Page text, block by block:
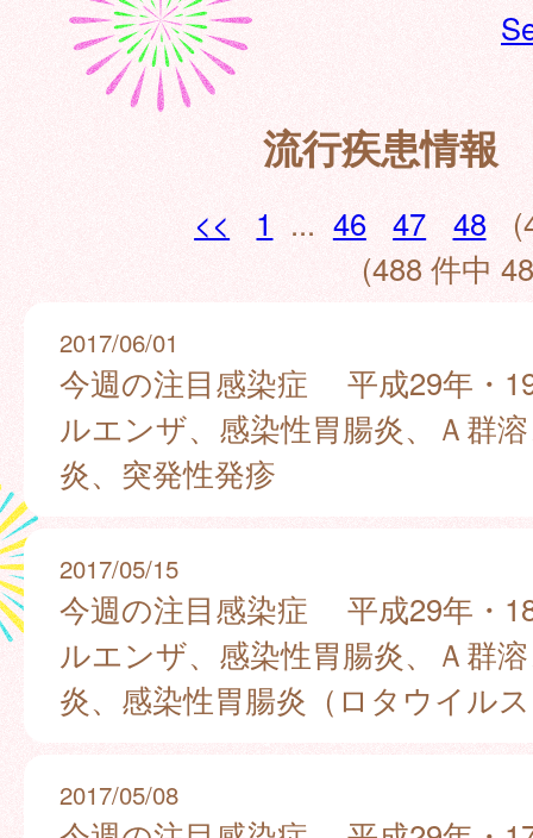
流行疾患情報
<< 1 ... 46 47 48
(488 件中
2017/06/01
今週の注目感染症 平成29年・
ルエンザ、感染性胃腸炎、Ａ群
炎、突発性発疹
2017/05/15
今週の注目感染症 平成29年・
ルエンザ、感染性胃腸炎、Ａ群
炎、感染性胃腸炎（ロタウイル
2017/05/08